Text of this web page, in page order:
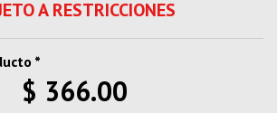
A RESTRICCIONES
*
$ 366.00